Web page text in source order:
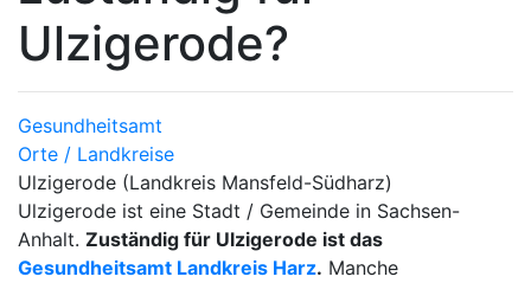
Ulzigerode?
Gesundheitsamt
Orte / Landkreise
Ulzigerode (Landkreis Mansfeld-Südharz)
Ulzigerode ist eine Stadt / Gemeinde in Sachsen-
Anhalt. Zuständig für Ulzigerode ist das
Gesundheitsamt Landkreis Harz. Manche